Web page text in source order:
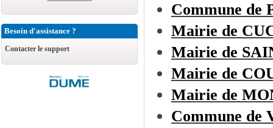
Besoin d'assistance ?
Contacter le support
Commune de
Mairie de
Mairie de
Mairie de
Mairie de
Commune